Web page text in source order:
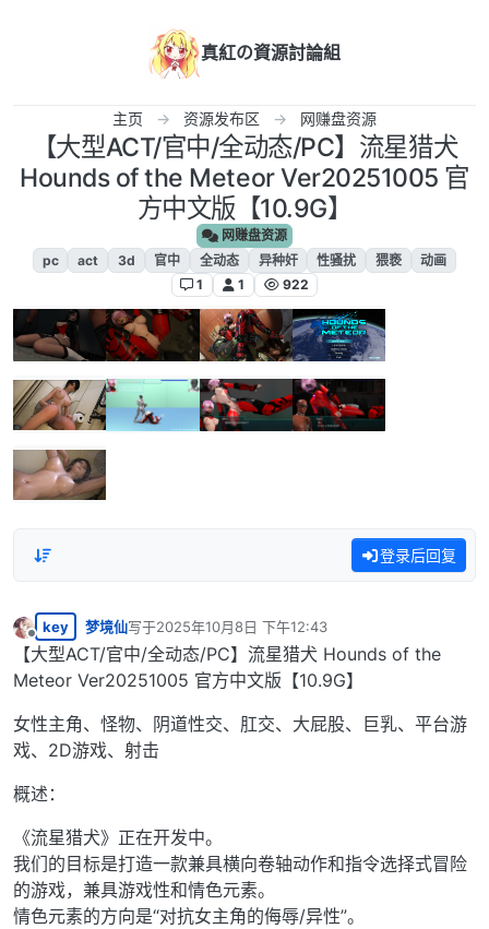
真紅の資源討論組
主页 资源发布区 网赚盘资源
【大型ACT/官中/全动态/PC】流星猎犬
Hounds of the Meteor Ver20251005 官
方中文版【10.9G】
网赚盘资源
pc
act 3d 官中 全动态 异种奸 性骚扰 猥亵
动画
1
1 922
登录后回复
离线
key 梦境仙写于2025年10月8日 下午12:43
最后由 编辑
【大型ACT/官中/全动态/PC】流星猎犬 Hounds of the
Meteor Ver20251005 官方中文版【10.9G】
女性主角、怪物、阴道性交、肛交、大屁股、巨乳、平台游
戏、2D游戏、射击
概述：
《流星猎犬》正在开发中。
我们的目标是打造一款兼具横向卷轴动作和指令选择式冒险
的游戏，兼具游戏性和情色元素。
情色元素的方向是“对抗女主角的侮辱/异性”。